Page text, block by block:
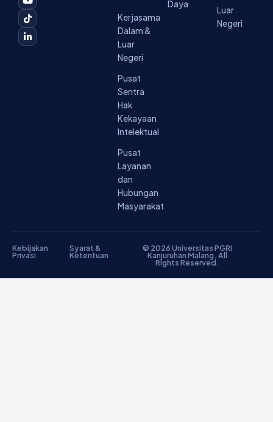
o
o
k
-
f
g
r
a
m
b
e
k
d
i
n
-
i
Kerjasama
Dalam &
Luar
Negeri
Pusat
Sentra
Hak
Kekayaan
Intelektual
Pusat
Layanan
dan
Hubungan
Masyarakat
Daya
Luar
Negeri
© 2026 Universitas PGRI
Kanjuruhan Malang. All
Rights Reserved.
Kebijakan
Privasi
Syarat &
Ketentuan